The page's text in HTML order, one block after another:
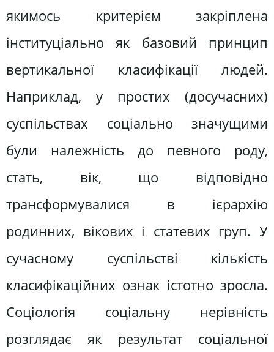
якимось критерієм закріплена
інституціально як базовий принцип
вертикальної класифікації людей.
Наприклад, у простих (досучасних)
суспільствах соціально значущими
були належність до певного роду,
стать, вік, що відповідно
трансформувалися в ієрархію
родинних, вікових і статевих груп. У
сучасному суспільстві кількість
класифікаційних ознак істотно зросла.
Соціологія соціальну нерівність
розглядає як результат соціальної